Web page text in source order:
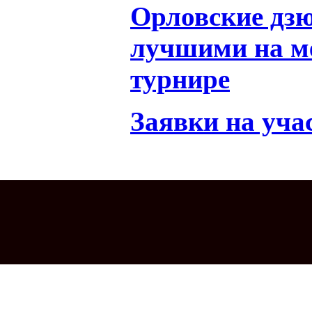
Орловские
лучшими на
турнире
Заявки на